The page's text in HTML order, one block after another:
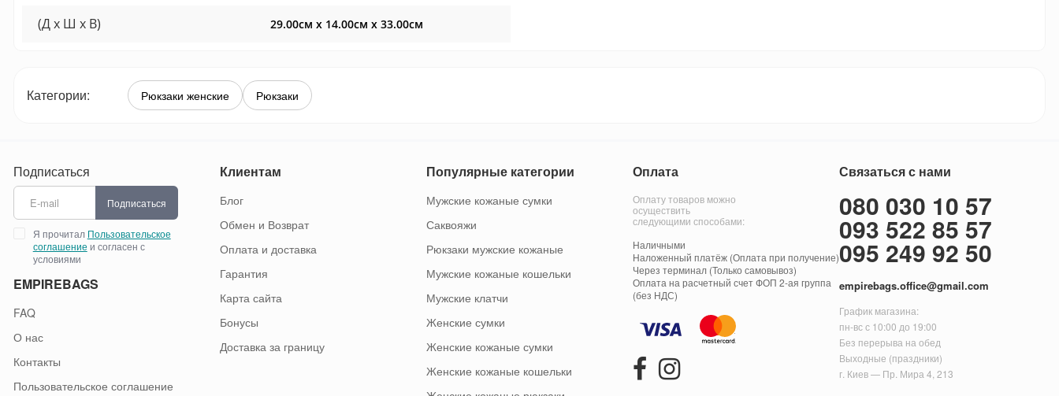
(Д x Ш x В) 29.00см x 14.00см x 33.00см
Категории: Рюкзаки женские Рюкзаки
Подписаться
Подписаться
Я прочитал Пользовательское
соглашение и согласен с
условиями
EMPIREBAGS
FAQ
О нас
Контакты
Пользовательское соглашение
Клиентам
Блог
Обмен и Возврат
Оплата и доставка
Гарантия
Карта сайта
Бонусы
Доставка за границу
Популярные категории
Мужские кожаные сумки
Саквояжи
Рюкзаки мужские кожаные
Мужские кожаные кошельки
Мужские клатчи
Женские сумки
Женские кожаные сумки
Женские кожаные кошельки
Оплата
Оплату товаров можно
осуществить
следующими способами:
Наличными
Наложенный платёж (Оплата при получение)
Через терминал (Только самовывоз)
Оплата на расчетный счет ФОП 2-ая группа
(без НДС)
Связаться с нами
080 030 10 57
093 522 85 57
095 249 92 50
empirebags.office@gmail.com
График магазина:
пн-вс с 10:00 до 19:00
Без перерыва на обед
Выходные (праздники)
г. Киев — Пр. Мира 4, 213